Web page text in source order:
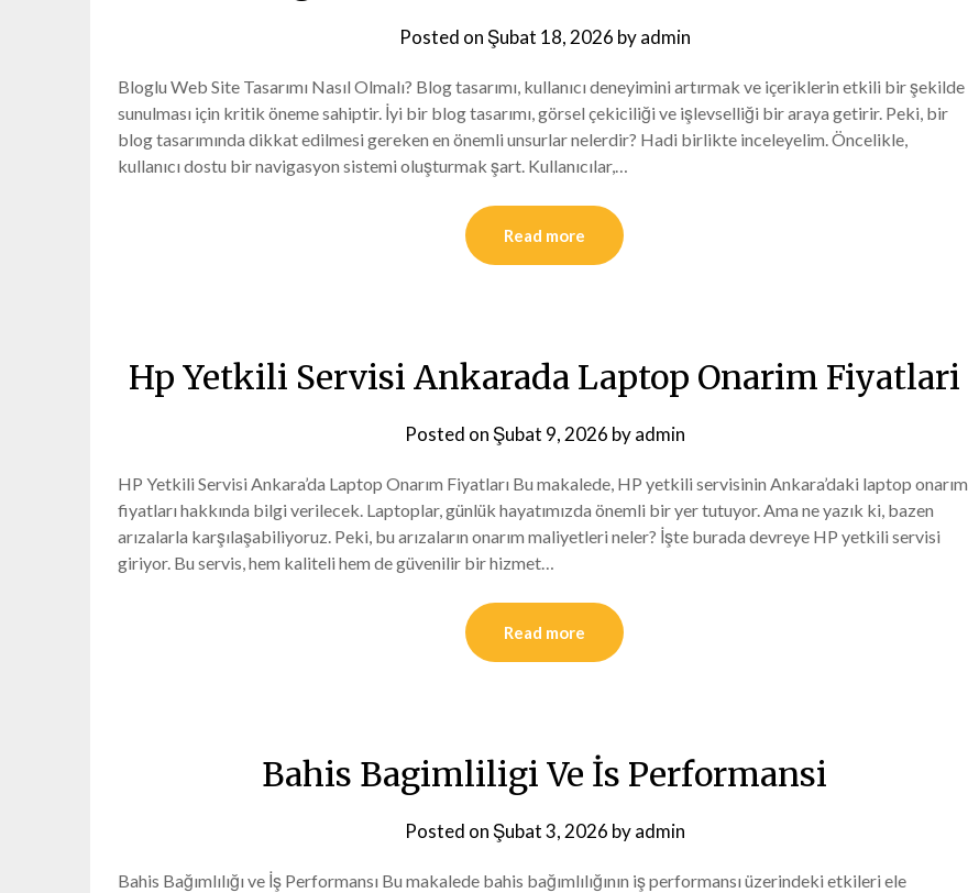
Posted on Şubat 18, 2026 byadmin
Bloglu Web Site Tasarımı Nasıl Olmalı? Blog tasarımı, kullanıcı deneyimini artırmak ve içeriklerin etkili bir şekilde
sunulması için kritik öneme sahiptir. İyi bir blog tasarımı, görsel çekiciliği ve işlevselliği bir araya getirir. Peki, bir
blog tasarımında dikkat edilmesi gereken en önemli unsurlar nelerdir? Hadi birlikte inceleyelim. Öncelikle,
kullanıcı dostu bir navigasyon sistemi oluşturmak şart. Kullanıcılar,…
Read more
Hp Yetkili Servisi Ankarada Laptop Onarim Fiyatlari
Posted on Şubat 9, 2026 byadmin
HP Yetkili Servisi Ankara’da Laptop Onarım Fiyatları Bu makalede, HP yetkili servisinin Ankara’daki laptop onarım
fiyatları hakkında bilgi verilecek. Laptoplar, günlük hayatımızda önemli bir yer tutuyor. Ama ne yazık ki, bazen
arızalarla karşılaşabiliyoruz. Peki, bu arızaların onarım maliyetleri neler? İşte burada devreye HP yetkili servisi
giriyor. Bu servis, hem kaliteli hem de güvenilir bir hizmet…
Read more
Bahis Bagimliligi Ve İs Performansi
Posted on Şubat 3, 2026 byadmin
Bahis Bağımlılığı ve İş Performansı Bu makalede bahis bağımlılığının iş performansı üzerindeki etkileri ele